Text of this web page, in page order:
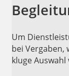
Um
bei Vergaben,
kluge